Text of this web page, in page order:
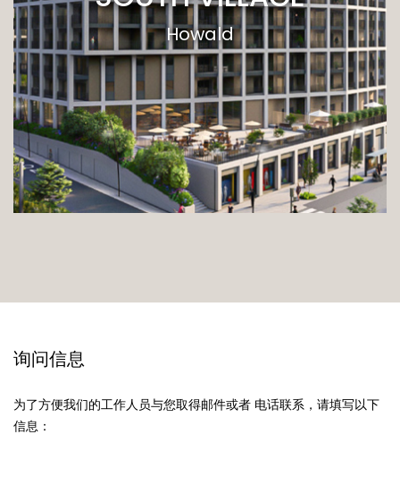
Howald
询问信息
为了方便我们的工作人员与您取得邮件或者 电话联系，请填写以下
信息：